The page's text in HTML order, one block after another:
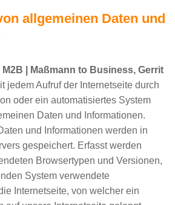
allgemeinen Daten und
M2B | Maßmann to Business, Gerrit
jedem Aufruf der Internetseite durch
oder ein automatisiertes System
Daten und Informationen.
und Informationen werden in
gespeichert. Erfasst werden
Browsertypen und Versionen,
System verwendete
Internetseite, von welcher ein